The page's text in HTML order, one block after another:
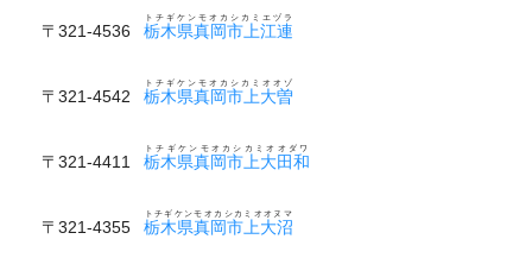
〒321-4536 栃木県真岡市上江連
トチギケンモオカシカミエヅラ
〒321-4542 栃木県真岡市上大曽
トチギケンモオカシカミオオゾ
〒321-4411 栃木県真岡市上大田和
トチギケンモオカシカミオオダワ
〒321-4355 栃木県真岡市上大沼
トチギケンモオカシカミオオヌマ